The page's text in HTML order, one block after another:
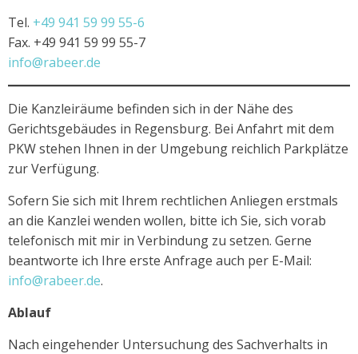
Tel. +49 941 59 99 55-6
Fax. +49 941 59 99 55-7
info@rabeer.de
Die Kanzleiräume befinden sich in der Nähe des
Gerichtsgebäudes in Regensburg. Bei Anfahrt mit dem
PKW stehen Ihnen in der Umgebung reichlich Parkplätze
zur Verfügung.
Sofern Sie sich mit Ihrem rechtlichen Anliegen erstmals
an die Kanzlei wenden wollen, bitte ich Sie, sich vorab
telefonisch mit mir in Verbindung zu setzen. Gerne
beantworte ich Ihre erste Anfrage auch per E-Mail:
info@rabeer.de.
Ablauf
Nach eingehender Untersuchung des Sachverhalts in